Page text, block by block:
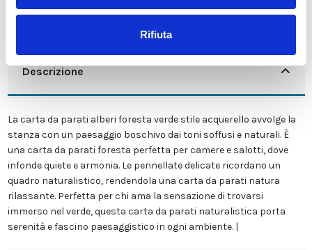
Rifiuta
Descrizione
La carta da parati alberi foresta verde stile acquerello avvolge la
stanza con un paesaggio boschivo dai toni soffusi e naturali. È
una carta da parati foresta perfetta per camere e salotti, dove
infonde quiete e armonia. Le pennellate delicate ricordano un
quadro naturalistico, rendendola una carta da parati natura
rilassante. Perfetta per chi ama la sensazione di trovarsi
immerso nel verde, questa carta da parati naturalistica porta
serenità e fascino paesaggistico in ogni ambiente. |